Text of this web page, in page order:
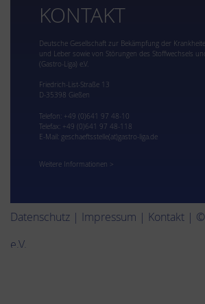
KONTAKT
Deutsche Gesellschaft zur Bekämpfung der
und Leber sowie von Störungen des Stoffwechsels
(Gastro-Liga) e.V.
Friedrich-List-Straße 13
D-35398 Gießen
Telefon: +49 (0)641 97 48-10
Telefax: +49 (0)641 97 48-118
E-Mail: geschaeftsstelle(at)gastro-liga.de
Weitere Informationen >
Datenschutz | Impressum | Kontakt | ©
e.V.